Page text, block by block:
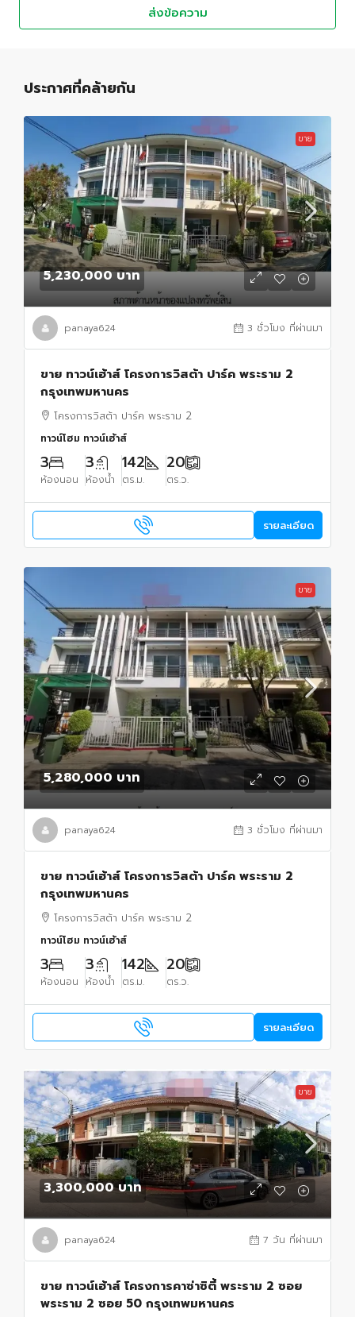
ส่งข้อความ
ประกาศที่คล้ายกัน
ขาย
5,230,000 บาท
panaya624 3 ชั่วโมง ที่ผ่านมา
ขาย ทาวน์เฮ้าส์ โครงการวิสต้า ปาร์ค พระราม 2
กรุงเทพมหานคร
โครงการวิสต้า ปาร์ค พระราม 2
ทาวน์โฮม ทาวน์เฮ้าส์
3
ห้องนอน
3
ห้องน้ำ
142
ตร.ม.
20
ตร.ว.
รายละเอียด
ขาย
5,280,000 บาท
panaya624 3 ชั่วโมง ที่ผ่านมา
ขาย ทาวน์เฮ้าส์ โครงการวิสต้า ปาร์ค พระราม 2
กรุงเทพมหานคร
โครงการวิสต้า ปาร์ค พระราม 2
ทาวน์โฮม ทาวน์เฮ้าส์
3
ห้องนอน
3
ห้องน้ำ
142
ตร.ม.
20
ตร.ว.
รายละเอียด
ขาย
3,300,000 บาท
panaya624 7 วัน ที่ผ่านมา
ขาย ทาวน์เฮ้าส์ โครงการคาซ่าซิตี้ พระราม 2 ซอย
พระราม 2 ซอย 50 กรุงเทพมหานคร